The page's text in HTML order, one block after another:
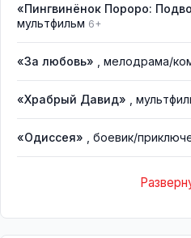
«Пингвинёнок Пороро:
мультфильм 6+
«За любовь» , мелодрама/
«Храбрый Давид» ,
«Одиссея» , боевик/